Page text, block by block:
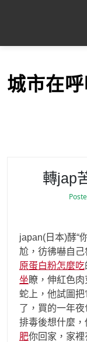
p
城市在
轉jap
japan(日本)酵“
尬，彷彿嚇自
原蛋白粉怎麼吃
坐瞭，伸紅色肉
蛇上，他試圖
了，買的一年
排毒後想什麼
肥你回家，家